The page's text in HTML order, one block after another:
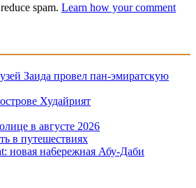
spam. Learn how your comment
Заида провел пан-эмиратскую
Худайрият
в августе 2026
в путешествиях
новая на6ережная Абу-Даби